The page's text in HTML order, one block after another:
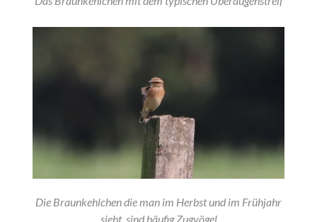
Die Braunkehlchen die man im Herbst und im Frühjahr
sieht, sind häufig Zugvögel